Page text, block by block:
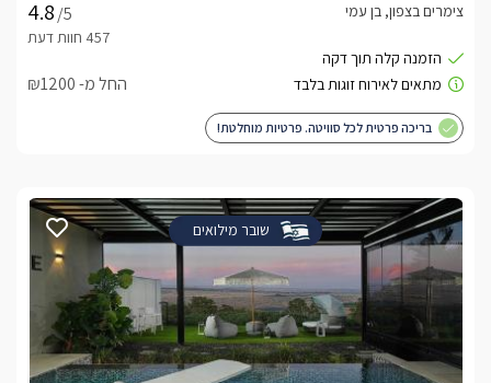
/5
צימרים בצפון, בן עמי
החל מ- ₪1200
בריכה פרטית לכל סוויטה. פרטיות מוחלטת!
שובר מילואים